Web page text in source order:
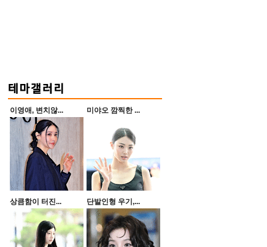
이영애, 변치않... 미야오 깜찍한 ...
상큼함이 터진... 단발인형 우기,...